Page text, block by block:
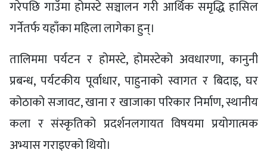
गरेपछि गाउँमा होमस्टे सञ्चालन गरी आर्थिक समृद्धि हासिल
गर्नेतर्फ यहाँका महिला लागेका हुन्।
तालिममा पर्यटन र होमस्टे, होमस्टेको अवधारणा, कानुनी
प्रबन्ध, पर्यटकीय पूर्वाधार, पाहुनाको स्वागत र बिदाइ, घर
कोठाको सजावट, खाना र खाजाका परिकार निर्माण, स्थानीय
कला र संस्कृतिको प्रदर्शनलगायत विषयमा प्रयोगात्मक
अभ्यास गराइएको थियो।